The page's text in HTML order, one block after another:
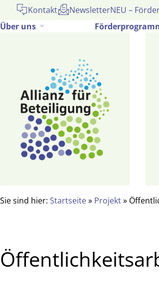
Gehe
Inhalt
Kontakt NewsletterNEU –
Über uns
Sie sind hier: Startseite» Projekt»